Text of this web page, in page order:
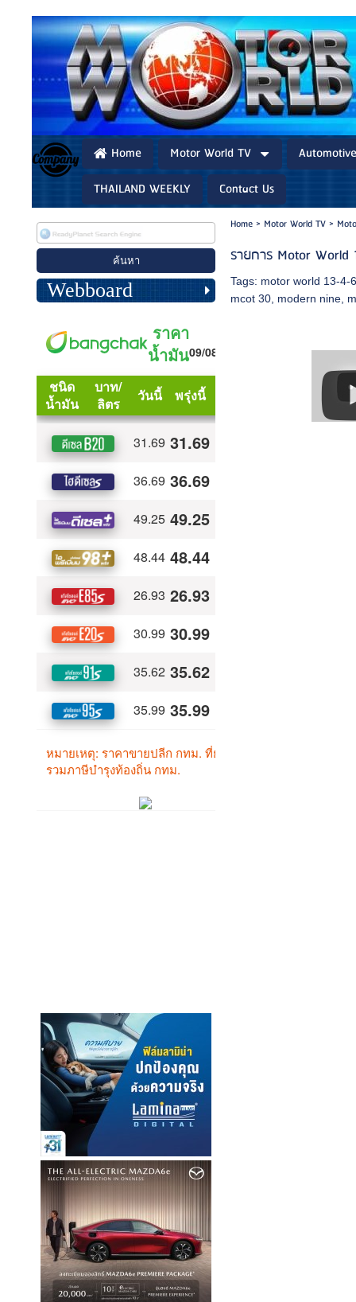
Home Motor World TV
THAILAND WEEKLY
Contact Us
Webboard
Home> Motor World TV>
รายการ Motor World
Tags: motor world 13-4-
mcot 30 modern nine